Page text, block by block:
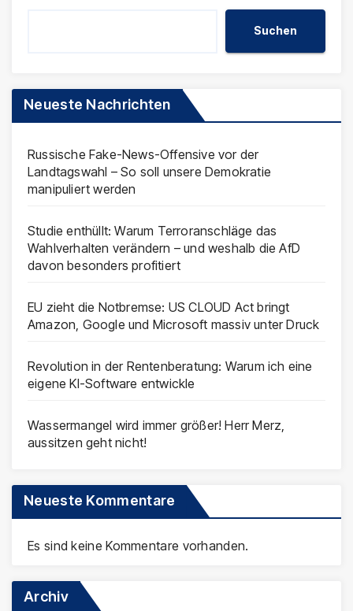
Suchen
Neueste Nachrichten
Russische Fake-News-Offensive vor der
Landtagswahl – So soll unsere Demokratie
manipuliert werden
Studie enthüllt: Warum Terroranschläge das
Wahlverhalten verändern – und weshalb die AfD
davon besonders profitiert
EU zieht die Notbremse: US CLOUD Act bringt
Amazon, Google und Microsoft massiv unter Druck
Revolution in der Rentenberatung: Warum ich eine
eigene KI-Software entwickle
Wassermangel wird immer größer! Herr Merz,
aussitzen geht nicht!
Neueste Kommentare
Es sind keine Kommentare vorhanden.
Archiv